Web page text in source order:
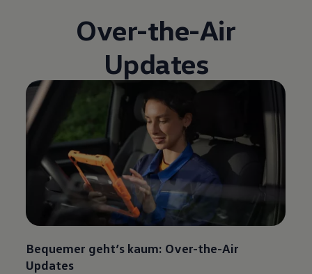
Over-the-Air
Updates
Bequemer geht’s kaum: Over-the-Air
Updates